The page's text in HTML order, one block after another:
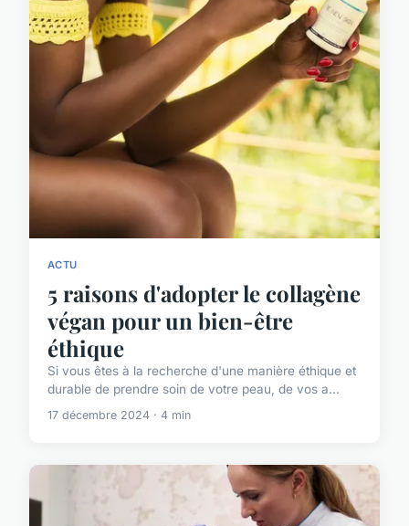
ACTU
5 raisons d'adopter le collagène
végan pour un bien-être
éthique
Si vous êtes à la recherche d'une manière éthique et
durable de prendre soin de votre peau, de vos a...
17 décembre 2024 · 4 min